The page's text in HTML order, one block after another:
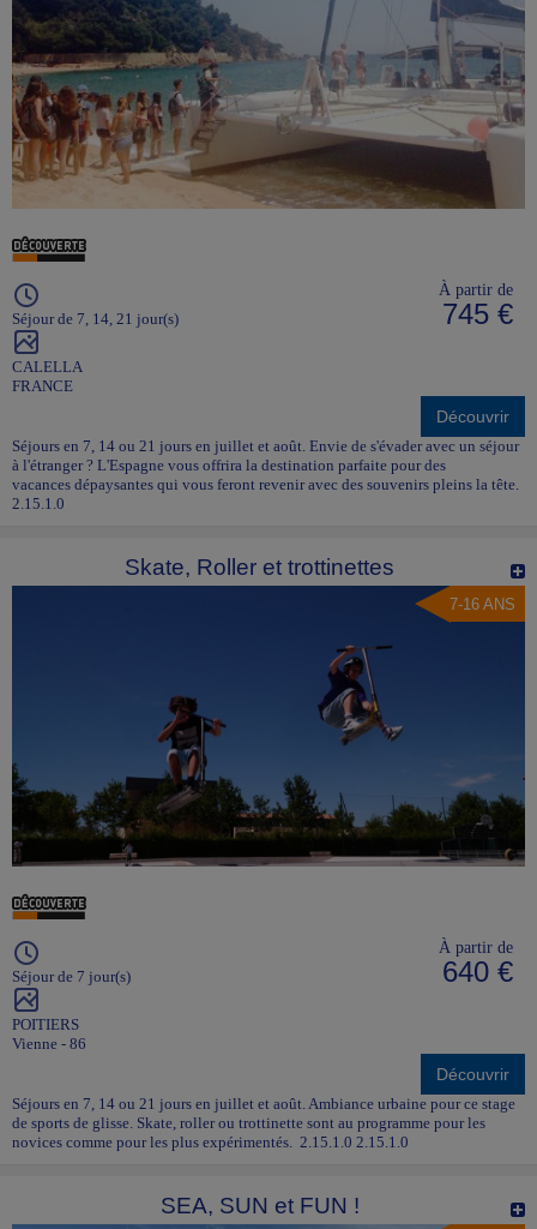
Séjour de 7, 14, 21 jour(s)
CALELLA
FRANCE
À partir de
745 €
Découvrir
Séjours en 7, 14 ou 21 jours en juillet et août. Envie de s'évader avec un séjour
à l'étranger ? L'Espagne vous offrira la destination parfaite pour des
vacances dépaysantes qui vous feront revenir avec des souvenirs pleins la tête.
2.15.1.0
Skate, Roller et trottinettes
7-16 ANS
Séjour de 7 jour(s)
POITIERS
Vienne - 86
À partir de
640 €
Découvrir
Séjours en 7, 14 ou 21 jours en juillet et août. Ambiance urbaine pour ce stage
de sports de glisse. Skate, roller ou trottinette sont au programme pour les
novices comme pour les plus expérimentés. 2.15.1.0 2.15.1.0
SEA, SUN et FUN !